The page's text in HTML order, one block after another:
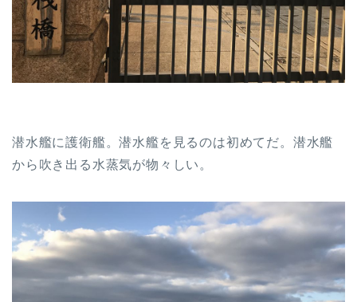
潜水艦に護衛艦。潜水艦を見るのは初めてだ。潜水艦
から吹き出る水蒸気が物々しい。